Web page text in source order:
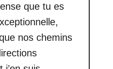
que tu es
nos chemins